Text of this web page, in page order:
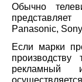
Обычно
Panasonic,
Если марки
рекламный